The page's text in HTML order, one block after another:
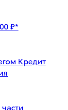
₽*
Кредит